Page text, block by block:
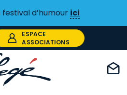
d’humour ici
ESPACE
ASSOCIATIONS